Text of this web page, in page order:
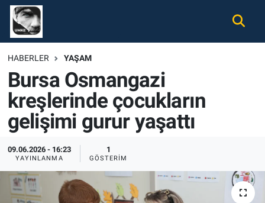
HABERLER YAŞAM
Bursa Osmangazi
kreşlerinde çocukların
gelişimi gurur yaşattı
09.06.2026 - 16:23
YAYINLANMA
1
GÖSTERIM
Gündem
Ekonomi
Spor
Magazin
Tüm Haberler
İletişim
Nöbetçi Eczaneler
Hava Durumu
Namaz Vakitleri
Trafik Durumu
Süper Lig Puan Durumu ve Fikstür
Tüm Manşetler